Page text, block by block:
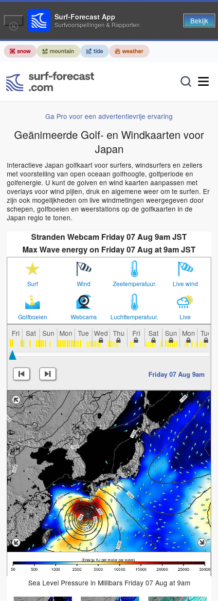
Ga Pro voor een advertentievrije ervaring
Geänimeerde Golf- en Windkaarten voor
Japan
Interactieve Japan golfkaart voor surfers, windsurfers en zeilers
met voorstelling van open oceaan golfhoogte, golfperiode en
golfenergie. U kunt de golven en wind kaarten aanpassen met
overlays voor wind pijlen, druk en algemene weer om te surfen. Er
zijn ook mogelijkheden om live windmetingen weergegeven door
schepen, golfboeien en weerstations op de golfkaarten in de
Japan regio te tonen.
Stranden Webcam Friday 07 Aug 9am JST
Max Wave energy on Friday 07 Aug at 9am JST
Surf Wind Zeetemperatuur. Live wind
Golfboeien Webcams Luchttemperatuur. Live
Fri Sat Sun Mon Tue Wed Thu Fri Sat Sun Mon Tue
Friday 07 Aug 9am
Sea Level Pressure in Millibars Friday 07 Aug at 9am
Surf-Forecast App
Surfvoorspellingen & Rapporten Bekijk